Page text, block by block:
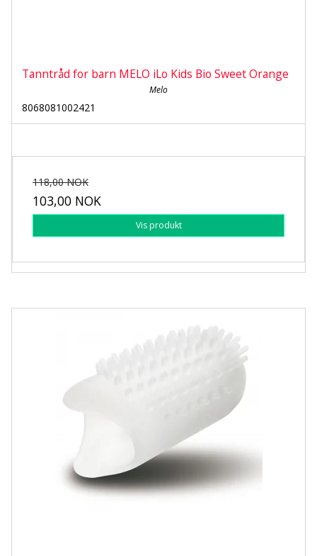
Tanntråd for barn MELO iLo Kids Bio Sweet Orange
Melo
8068081002421
118,00 NOK
103,00 NOK
Vis produkt